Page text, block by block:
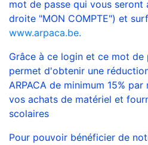
mot de passe qui vous seront
droite "MON COMPTE") et
www.arpaca.be.
Grâce à ce login et ce mot de
permet d'obtenir une
ARPACA de minimum 15%
vos achats de matériel et
scolaires
Pour pouvoir bénéficier de